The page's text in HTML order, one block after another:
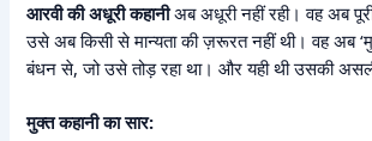
आरवी की अधूरी कहानीअब अधूरी नहीं रही। वह अब
उसे अब किसी से मान्यता की ज़रूरत नहीं थी। वह अब
बंधन से, जो उसे तोड़ रहा था। और यही थी उसकी
मुक्त कहानी का सार: